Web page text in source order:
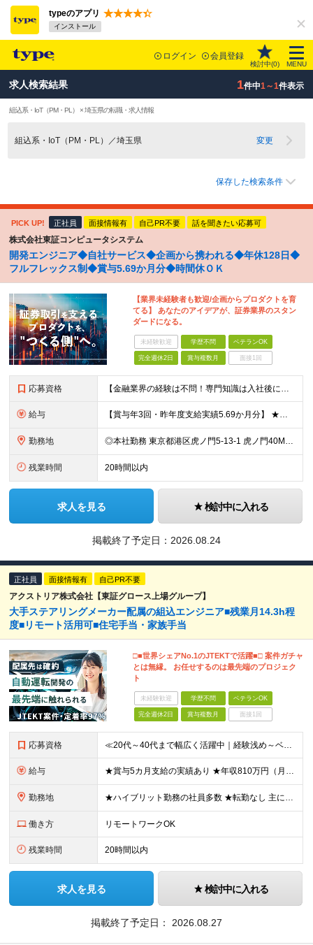
typeのアプリ
インストール
ログイン 会員登録
検討中(0) MENU
求人検索結果 1件中1～1件表示
組込系・IoT（PM・PL） × 埼玉県の転職・求人情報
組込系・IoT（PM・PL）／埼玉県 変更
保存した検索条件
PICK UP! 正社員 面接情報有 自己PR不要 話を聞きたい応募可
株式会社東証コンピュータシステム
開発エンジニア◆自社サービス◆企画から携われる◆年休128日◆
フルフレックス制◆賞与5.69か月分◆時間休ＯＫ
【業界未経験者も歓迎/企画からプロダクトを育
てる】 あなたのアイデアが、証券業界のスタン
ダードになる。
未経験歓迎 学歴不問 ベテランOK
完全週休2日 賞与複数月 面接1回
応募資格 【金融業界の経験は不問！専門知識は入社後に学べます】 ◎学歴不問 ◎システム開発の実務経験をお持ちの方 └3年以上・Java、C#いずれかの使用経験をお持ちの方を想定しております 【以下のような方は
給与 【賞与年3回・昨年度支給実績5.69か月分】 ★想定年収500万円～ ★前職給与考慮あり 月給27万円～59万円 +残業代全額支給(1分単位、監督職以下) +人事評価による賞与年2回（4月/10月）
勤務地 ◎本社勤務 東京都港区虎ノ門5-13-1 虎ノ門40MTビル 8F ※原則として、転居を伴う転勤はありません ※(変更の範囲)上記を除く当社関連勤務地
残業時間 20時間以内
求人を見る 検討中に入れる
掲載終了予定日： 2026.08.24
正社員 面接情報有 自己PR不要
アクストリア株式会社【東証グロース上場グループ】
大手ステアリングメーカー配属の組込エンジニア■残業月14.3h程
度■リモート活用可■住宅手当・家族手当
□■世界シェアNo.1のJTEKTで活躍■□ 案件ガチャ
とは無縁。 お任せするのは最先端のプロジェク
ト
未経験歓迎 学歴不問 ベテランOK
完全週休2日 賞与複数月 面接1回
応募資格 ≪20代～40代まで幅広く活躍中｜経験浅め～ベテランまで応募OK≫ ◆学歴不問 ◆以下いずれかの経験がある方 ├何らかの組込系の開発経験 └MATLABを用いたモデルベース開発
給与 ★賞与5カ月支給の実績あり ★年収810万円（月給49万円＋諸手当+賞与年2回）実例あり ＼あなたの経験を給与に還元いたします／ ▼基本的な組み込みの知識がある方 月給25.4万円～＋各種手当＋賞与
勤務地 ★ハイブリット勤務の社員多数 ★転勤なし 主に東京23区内もしくは愛知拠点にてJTEKT関連の組込プロジェクトをお任せします。 ☆その他、愛知・三重・神奈川・群馬・静岡・奈良・大阪でのプロジェクト
働き方 リモートワークOK
残業時間 20時間以内
求人を見る 検討中に入れる
掲載終了予定日： 2026.08.27